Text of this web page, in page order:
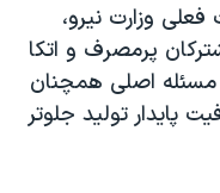
وزارت نیرو،
پرمصرف و اتکا
مسئله اصلی همچنان
پایدار تولید جلوتر